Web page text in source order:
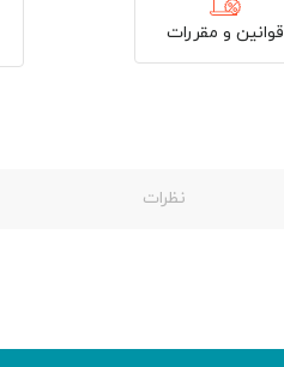
قوانین و مقررات
نظرات